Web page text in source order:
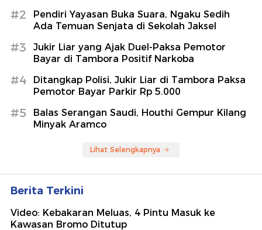
#2
Pendiri Yayasan Buka Suara, Ngaku Sedih
Ada Temuan Senjata di Sekolah Jaksel
#3
Jukir Liar yang Ajak Duel-Paksa Pemotor
Bayar di Tambora Positif Narkoba
#4
Ditangkap Polisi, Jukir Liar di Tambora Paksa
Pemotor Bayar Parkir Rp 5.000
#5
Balas Serangan Saudi, Houthi Gempur Kilang
Minyak Aramco
Lihat Selengkapnya
Berita Terkini
Video: Kebakaran Meluas, 4 Pintu Masuk ke
Kawasan Bromo Ditutup